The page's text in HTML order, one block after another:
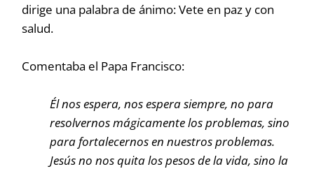
dirige una palabra de ánimo: Vete en paz y con
salud.
Comentaba el Papa Francisco:
Él nos espera, nos espera siempre, no para
resolvernos mágicamente los problemas, sino
para fortalecernos en nuestros problemas.
Jesús no nos quita los pesos de la vida, sino la